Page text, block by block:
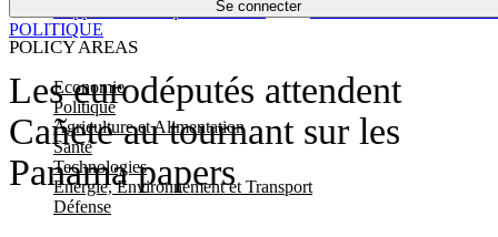
Se connecter
POLICY AREAS
Economie
Politique
Agriculture et Alimentation
Santé
Technologies
Energie, Environnement et Transport
Défense
Économie
Les eurodéputés attendent
Cañete au tournant sur les
Panama papers
POLITIQUE